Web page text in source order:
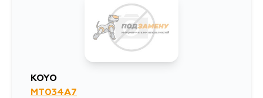
KOYO
MT034A7